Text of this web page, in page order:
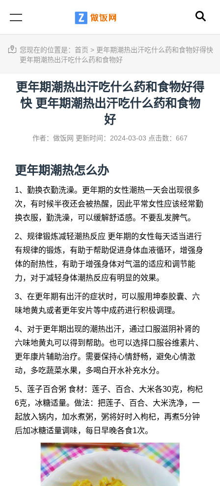
您现在的位置是： 首页 > 更年期潮热出汗吃什么药和食物好得快
更年期潮热出汗吃什么药和食物好
更年期潮热出汗吃什么药和食物好得
快 更年期潮热出汗吃什么药和食物
好
作者：做饭网 更新时间：2024-03-03 点击数：667
更年期潮热怎么办
1、勤换衣勤洗澡。更年期的女性潮热一天会出现很多
次，有时候半夜还会被热醒，因此平常女性应该经常勤
换衣服，勤洗澡，可以缓解舒适感。不要乱发脾气。
2、规律锻炼减轻潮热反应 更年期的女性每天适当进行
有规律的锻炼，有助于帮助促进身体血液循环，增强身
体的耐热性，有助于增强身体对气温的适应和调节能
力，对于减轻身体潮热反应有明显的效果。
3、在更年期有出汗的症状时，可以服用坤泰胶囊、六
味地黄丸或者更年安片等中成药进行积极调理。
4、对于更年期出现的潮热出汗，通过口服滋阴补肾的
六味地黄丸可以得到帮助。也可以选择口服谷维素片、
更年康片辅助治疗。需要保持心情舒畅，避免心情激
动，多吃蔬菜水果，多喝白开水补充水分。
5、莲子百合粥 食材：莲子、百合、大米各30克，枸杞
6克，冰糖适量。做法：把莲子、百合、大米洗净，一
起放入锅内，加水煮粥，粥将好时入枸杞，再煮5分钟
后加冰糖适量调味，每日早晚各食1次。